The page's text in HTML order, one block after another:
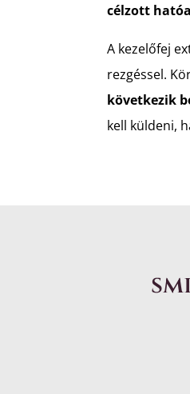
célzott
A kezelőfej
rezgéssel.
következik
kell küldeni,